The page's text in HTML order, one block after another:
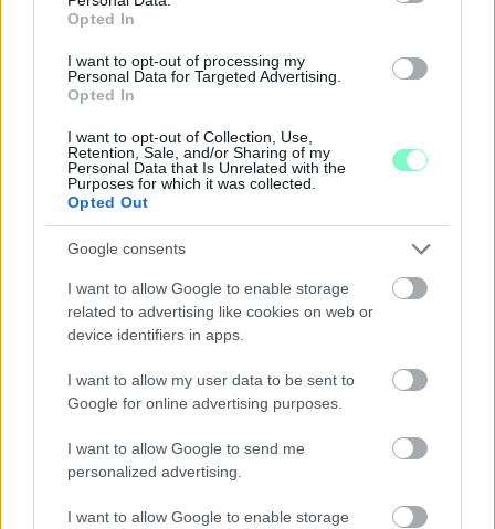
Opted In
I want to opt-out of processing my
Personal Data for Targeted Advertising.
Opted In
I want to opt-out of Collection, Use,
Retention, Sale, and/or Sharing of my
Personal Data that Is Unrelated with the
Purposes for which it was collected.
Opted Out
Google consents
I want to allow Google to enable storage
related to advertising like cookies on web or
device identifiers in apps.
I want to allow my user data to be sent to
Google for online advertising purposes.
I want to allow Google to send me
personalized advertising.
I want to allow Google to enable storage
A RÓMAIAKTÓL AZ AGYAGKATONÁKIG –
TÁRLATVEZETÉSEK, WORKSHOP ÉS
KÖZÖNSÉGTALÁLKOZÓ VÁRJA A LÁTOGATÓKAT A
GYŐRI RÓMER MÚZEUMBAN
Ingyenes programokkal és különleges kiállításokkal készülnek a
hét második felére, a hőségriadó idején ráadásul a Várkazamata
– Kőtár is díjmentesen látogatható.
Szólj hozzá!